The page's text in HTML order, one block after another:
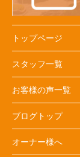
トップページ
スタッフ一覧
お客様の声一覧
ブログトップ
オーナー様へ